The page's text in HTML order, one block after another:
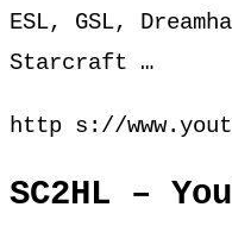
ESL, GSL,
Starcraft …
http s://
SC2HL –